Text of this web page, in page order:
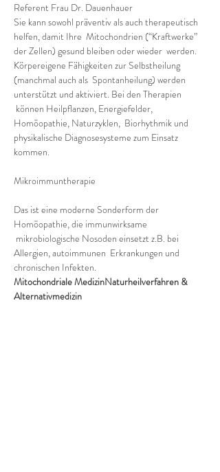
Referent Frau Dr. Dauenhauer
Sie kann sowohl präventiv als auch therapeutisch
helfen, damit Ihre  Mitochondrien (“Kraftwerke”
der Zellen) gesund bleiben oder wieder  werden.
Körpereigene Fähigkeiten zur Selbstheilung
(manchmal auch als  Spontanheilung) werden
unterstützt und aktiviert. Bei den Therapien
können Heilpflanzen, Energiefelder,
Homöopathie, Naturzyklen,  Biorhythmik und
physikalische Diagnosesysteme zum Einsatz
kommen.
Das ist eine moderne Sonderform der
Homöopathie, die immunwirksame
mikrobiologische Nosoden einsetzt z.B. bei
Allergien, autoimmunen  Erkrankungen und
chronischen Infekten.
Mitochondriale MedizinNaturheilverfahren &
Alternativmedizin